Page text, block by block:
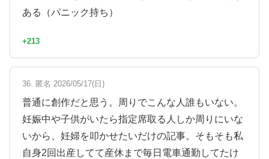
ある（パニック持ち）
+213
36. 匿名 2026/05/17(日)
普通に創作だと思う。周りでこんな人誰もいない。
妊娠中や子供がいたら指定席取る人しか周りにいな
いから、妊婦を叩かせたいだけの記事。そもそも私
自身2回出産してて産休まで毎日電車通勤してたけ